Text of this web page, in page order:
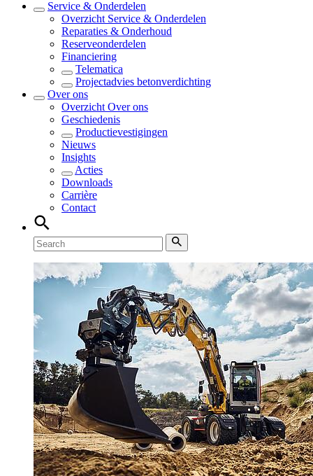
Service & Onderdelen
Overzicht Service & Onderdelen
Reparaties & Onderhoud
Reserveonderdelen
Financiering
Telematica
Projectadvies betonverdichting
Over ons
Overzicht Over ons
Geschiedenis
Productievestigingen
Nieuws
Insights
Acties
Downloads
Carrière
Contact